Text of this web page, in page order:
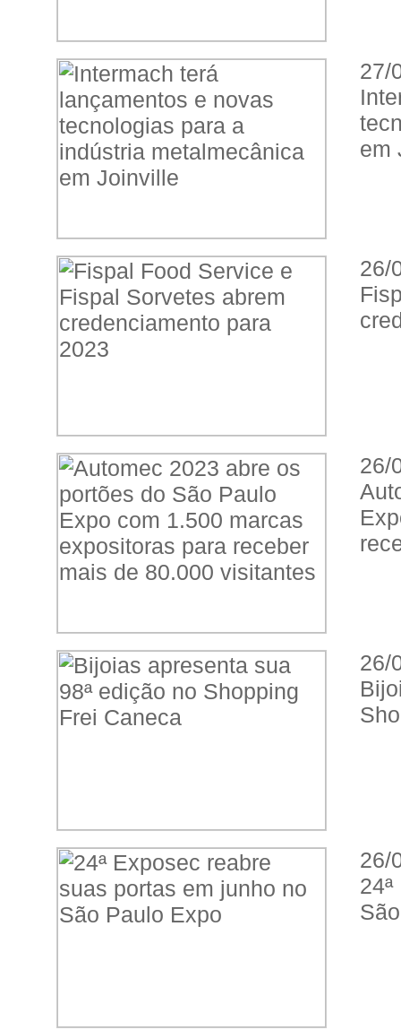
27/
em
26/
26/
26/
26/